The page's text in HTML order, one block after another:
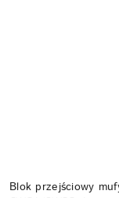
Blok przejściowy